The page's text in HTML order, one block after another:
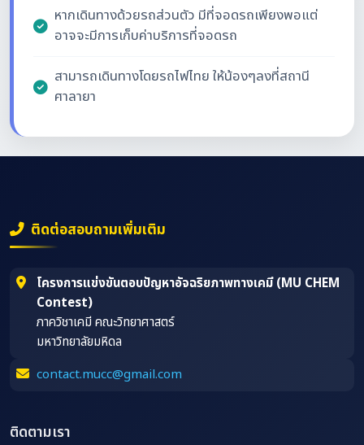
หากเดินทางด้วยรถส่วนตัว มีที่จอดรถเพียงพอแต่
อาจจะมีการเก็บค่าบริการที่จอดรถ
สามารถเดินทางโดยรถไฟไทย ให้น้องๆลงที่สถานี
ศาลายา
ติดต่อสอบถามเพิ่มเติม
โครงการแข่งขันตอบปัญหาอัจฉริยภาพทางเคมี (MU CHEM
Contest)
ภาควิชาเคมี คณะวิทยาศาสตร์
มหาวิทยาลัยมหิดล
contact.mucc@gmail.com
ติดตามเรา